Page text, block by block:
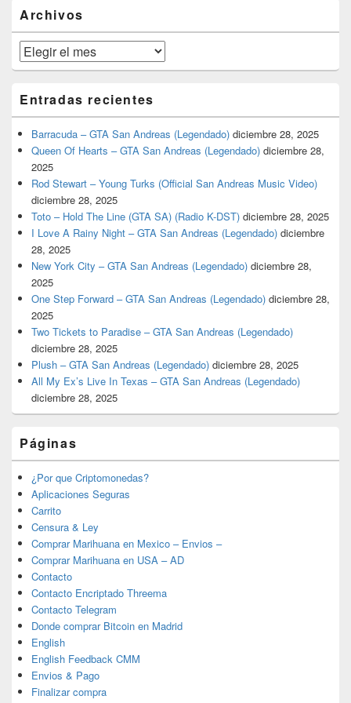
lateral
primaria
Archivos
Archivos
Entradas recientes
Barracuda – GTA San Andreas (Legendado) diciembre 28, 2025
Queen Of Hearts – GTA San Andreas (Legendado) diciembre 28,
2025
Rod Stewart – Young Turks (Official San Andreas Music Video)
diciembre 28, 2025
Toto – Hold The Line (GTA SA) (Radio K-DST) diciembre 28, 2025
I Love A Rainy Night – GTA San Andreas (Legendado) diciembre
28, 2025
New York City – GTA San Andreas (Legendado) diciembre 28,
2025
One Step Forward – GTA San Andreas (Legendado) diciembre 28,
2025
Two Tickets to Paradise – GTA San Andreas (Legendado)
diciembre 28, 2025
Plush – GTA San Andreas (Legendado) diciembre 28, 2025
All My Ex’s Live In Texas – GTA San Andreas (Legendado)
diciembre 28, 2025
Páginas
¿Por que Criptomonedas?
Aplicaciones Seguras
Carrito
Censura & Ley
Comprar Marihuana en Mexico – Envios –
Comprar Marihuana en USA – AD
Contacto
Contacto Encriptado Threema
Contacto Telegram
Donde comprar Bitcoin en Madrid
English
English Feedback CMM
Envios & Pago
Finalizar compra